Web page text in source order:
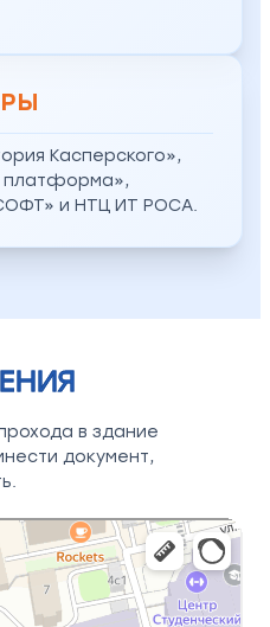
Касперского»,
платформа»,
и НТЦ ИТ РОСА.
в здание
документ,